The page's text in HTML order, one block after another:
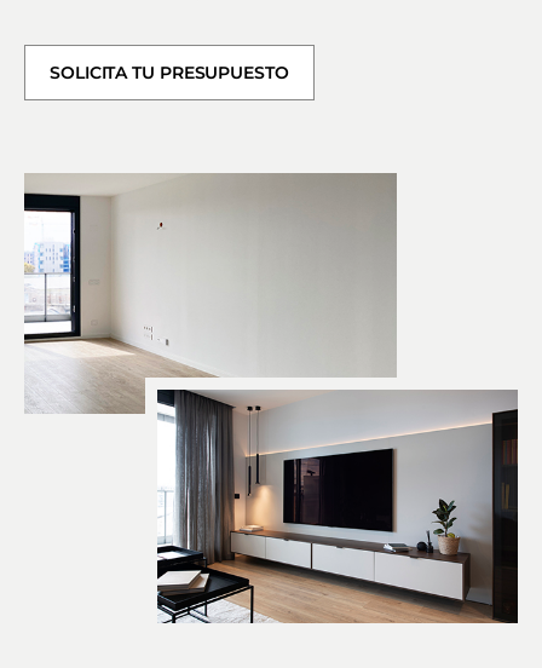
SOLICITA TU PRESUPUESTO